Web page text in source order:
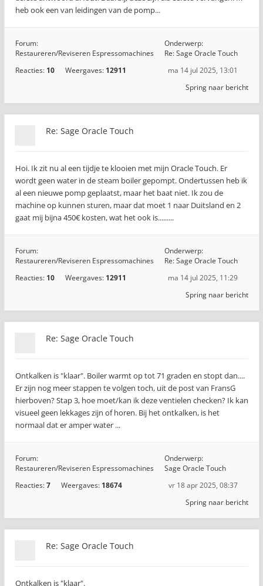
heb ook een van leidingen van de pomp...
Forum:
Restaureren/Reviseren Espressomachines
Onderwerp:
Re: Sage Oracle Touch
Reacties: 10 Weergaves: 12911
ma 14 jul 2025, 13:01
Spring naar bericht
Re: Sage Oracle Touch
Hoi. Ik zit nu al een tijdje te klooien met mijn Oracle Touch. Er
wordt geen water in de steam boiler gepompt. Ondertussen heb ik
al een nieuwe pomp geplaatst, maar het baat niet. Ik zou de
machine op kunnen sturen, maar dat moet 1 naar Duitsland en 2
gaat mij bijna 450€ kosten, wat het ook is.........
Forum:
Restaureren/Reviseren Espressomachines
Onderwerp:
Re: Sage Oracle Touch
Reacties: 10 Weergaves: 12911
ma 14 jul 2025, 11:29
Spring naar bericht
Re: Sage Oracle Touch
Ontkalken is "klaar". Boiler warmt op tot 71 graden en stopt dan....
Er zijn nog meer stappen te volgen toch, uit de post van FransG
hierboven? Stap 3, hoe moet/kan ik deze ventielen checken? Ik kan
visueel geen lekkages zijn of horen. Bij het ontkalken, is het
normaal dat er amper water ...
Forum:
Restaureren/Reviseren Espressomachines
Onderwerp:
Sage Oracle Touch
Reacties:7 Weergaves: 18674
vr 18 apr 2025, 08:37
Spring naar bericht
Re: Sage Oracle Touch
Ontkalken is "klaar".